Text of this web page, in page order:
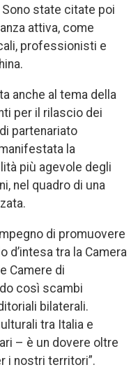
state citate poi
attiva, come
professionisti e
anche al tema della
per il rilascio dei
partenariato
la
più agevole degli
nel quadro di una
di promuovere
tra la Camera
Camere di
così scambi
bilaterali.
tra Italia e
– è un dovere oltre
i nostri territori”.